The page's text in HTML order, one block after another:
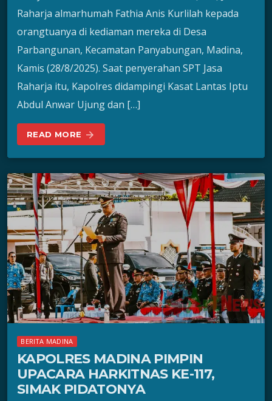
Raharja almarhumah Fathia Anis Kurlilah kepada
orangtuanya di kediaman mereka di Desa
Parbangunan, Kecamatan Panyabungan, Madina,
Kamis (28/8/2025). Saat penyerahan SPT Jasa
Raharja itu, Kapolres didampingi Kasat Lantas Iptu
Abdul Anwar Ujung dan […]
READ MORE arrow_forward
BERITA MADINA
KAPOLRES MADINA PIMPIN
UPACARA HARKITNAS KE-117,
SIMAK PIDATONYA